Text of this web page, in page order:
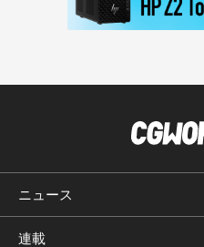
ニュース
連載